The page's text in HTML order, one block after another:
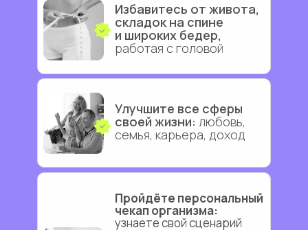
Избавитесь от живота,
складок на спине
и широких бедер,
работая с головой
Улучшите все сферы
своей жизни: любовь,
семья, карьера, доход
Пройдёте персональный
чекап организма:
узнаете свой сценарий